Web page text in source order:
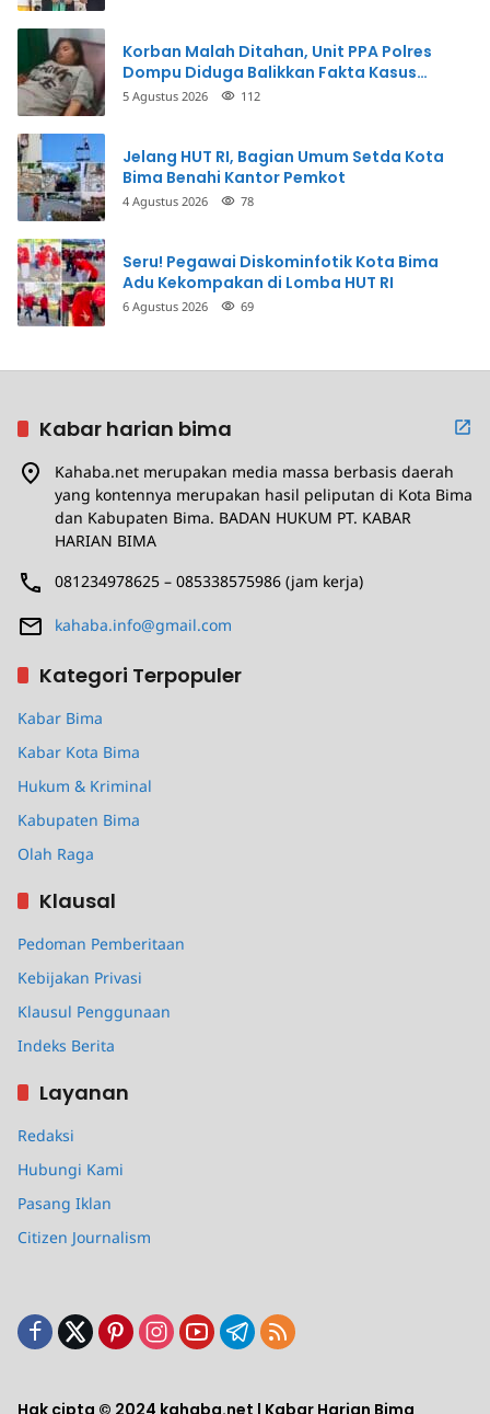
Korban Malah Ditahan, Unit PPA Polres
Dompu Diduga Balikkan Fakta Kasus
Penganiayaan
5 Agustus 2026 112
Jelang HUT RI, Bagian Umum Setda Kota
Bima Benahi Kantor Pemkot
4 Agustus 2026 78
Seru! Pegawai Diskominfotik Kota Bima
Adu Kekompakan di Lomba HUT RI
6 Agustus 2026 69
Kabar harian bima
Kahaba.net merupakan media massa berbasis daerah
yang kontennya merupakan hasil peliputan di Kota Bima
dan Kabupaten Bima. BADAN HUKUM PT. KABAR
HARIAN BIMA
081234978625 – 085338575986 (jam kerja)
kahaba.info@gmail.com
Kategori Terpopuler
Kabar Bima
Kabar Kota Bima
Hukum & Kriminal
Kabupaten Bima
Olah Raga
Klausal
Pedoman Pemberitaan
Kebijakan Privasi
Klausul Penggunaan
Indeks Berita
Layanan
Redaksi
Hubungi Kami
Pasang Iklan
Citizen Journalism
Hak cipta © 2024 kahaba.net | Kabar Harian Bima